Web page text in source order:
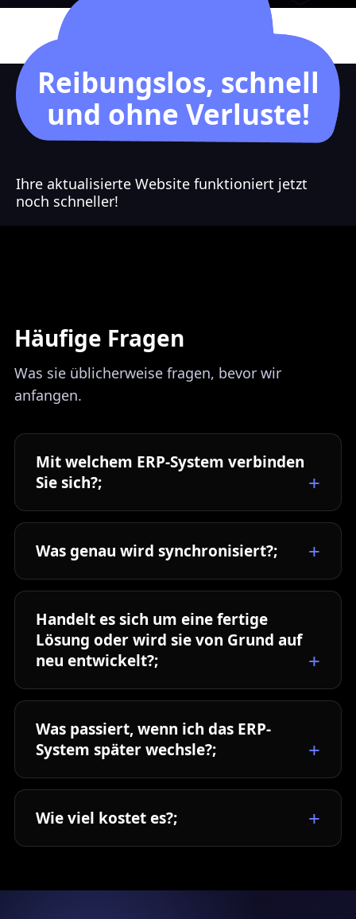
Reibungslos, schnell
und ohne Verluste!
Ihre aktualisierte Website funktioniert jetzt
noch schneller!
Häufige Fragen
Was sie üblicherweise fragen, bevor wir
anfangen.
Mit welchem ERP-System verbinden
Sie sich?;
Was genau wird synchronisiert?;
Handelt es sich um eine fertige
Lösung oder wird sie von Grund auf
neu entwickelt?;
Was passiert, wenn ich das ERP-
System später wechsle?;
Wie viel kostet es?;